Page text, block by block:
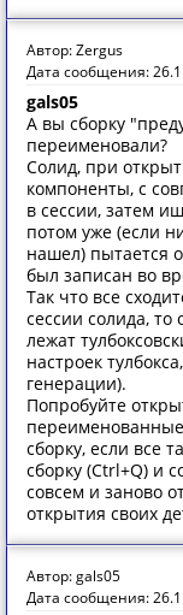
Автор: Zergus
Дата сообщения:
gals05
А вы сборку
переименовали?
Солид, при
компоненты, с
в сессии, затем
потом уже (если
нашел) пытается
был записан во
Так что все
сессии солида, то
лежат
настроек
генерации).
Попробуйте
сборку, если все
сборку (Ctrl+Q) и
совсем и заново
открытия своих
Автор: gals05
Дата сообщения: